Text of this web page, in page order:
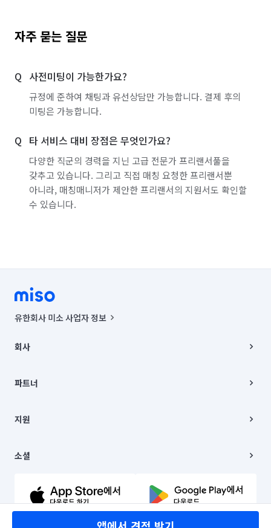
자주 묻는 질문
사전미팅이 가능한가요?
규정에 준하여 채팅과 유선상담만 가능합니다. 결제 후의
미팅은 가능합니다.
타 서비스 대비 장점은 무엇인가요?
다양한 직군의 경력을 지닌 고급 전문가 프리랜서풀을
갖추고 있습니다. 그리고 직접 매칭 요청한 프리랜서뿐
아니라, 매칭매니저가 제안한 프리랜서의 지원서도 확인할
수 있습니다.
유한회사 미소 사업자 정보
00019 |
주소 | 본사: 서울특별시 종로구 율곡로 6(중학동, 트윈트리빌딩) B동 5층
컨택센터 : 서울특별시 종로구 수송동 율곡로 24, 7층, 8층 미소
상품, 상품정보, 거래에 관한 의무와 책임은 거래당사자에게 있습니다.
언론 보도 관련 문의:
© 유한회사 미소. Miso, Inc. All Rights Reserved.
회사
채용
파트너
이사
지원
이용약관
문의하기
소셜
유튜브